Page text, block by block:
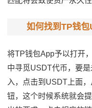
如何找到TP钱
将TP钱包App予以打开
中寻觅USDT代币，要
入，点击到USDT上面
钮，这个时候系统就会